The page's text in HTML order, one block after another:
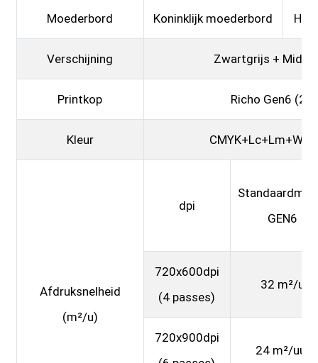
Moederbord Koninklijk moederbord
Verschijning Zwartgrijs +
Printkop Richo Gen6 (2-
Kleur
Afdruksnelheid
(m²/u)
dpi
GEN6
720x600dpi
(4 passes)
32 m²/u
720x900dpi
24 m²/uur